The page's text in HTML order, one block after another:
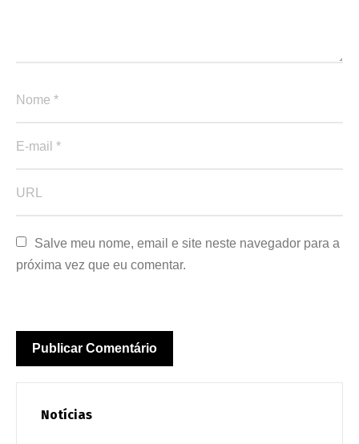
Salve meu nome, email e site neste navegador para a
próxima vez que eu comentar.
Notícias